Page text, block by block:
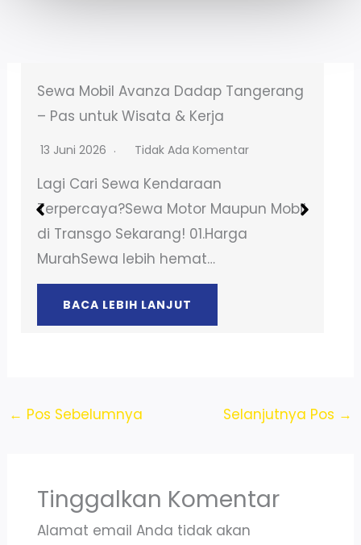
Sewa Motor NMAX Talagasari Balaraja
– Booking Online Mudah
13 Juni 2026 Tidak Ada Komentar
Lagi Cari Sewa Kendaraan
Terpercaya?Sewa Motor Maupun Mobil
di Transgo Sekarang! 01.Harga
MurahSewa lebih hemat…
BACA LEBIH LANJUT
← Pos Sebelumnya Selanjutnya Pos →
Tinggalkan Komentar
Alamat email Anda tidak akan